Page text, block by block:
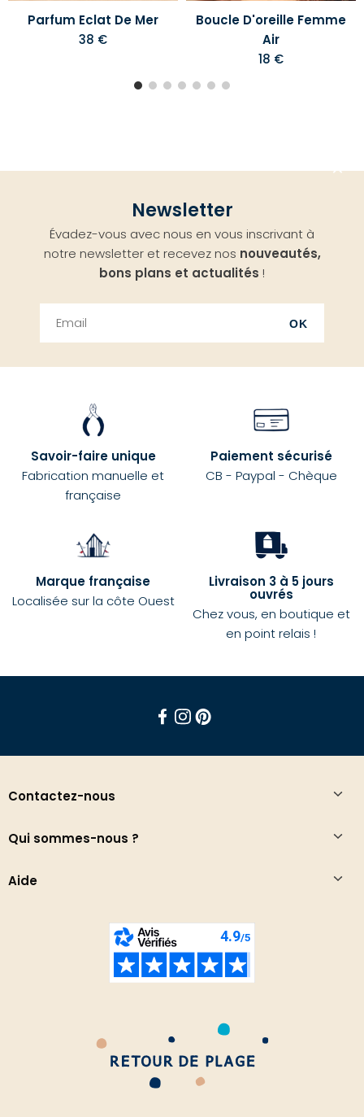
Parfum Eclat De Mer
38 €
Boucle D'oreille Femme
Air
18 €
Newsletter
Évadez-vous avec nous en vous inscrivant à
notre newsletter et recevez nos nouveautés,
bons plans et actualités !
OK
Savoir-faire unique
Fabrication manuelle et
française
Paiement sécurisé
CB - Paypal - Chèque
Marque française
Localisée sur la côte Ouest
Livraison 3 à 5 jours
ouvrés
Chez vous, en boutique et
en point relais !
Contactez-nous
Qui sommes-nous ?
Aide